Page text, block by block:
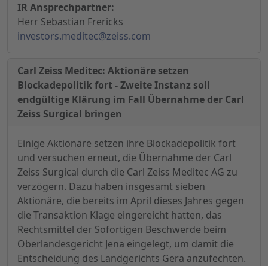
IR Ansprechpartner:
Herr Sebastian Frericks
investors.meditec@zeiss.com
Carl Zeiss Meditec: Aktionäre setzen
Blockadepolitik fort - Zweite Instanz soll
endgültige Klärung im Fall Übernahme der Carl
Zeiss Surgical bringen
Einige Aktionäre setzen ihre Blockadepolitik fort
und versuchen erneut, die Übernahme der Carl
Zeiss Surgical durch die Carl Zeiss Meditec AG zu
verzögern. Dazu haben insgesamt sieben
Aktionäre, die bereits im April dieses Jahres gegen
die Transaktion Klage eingereicht hatten, das
Rechtsmittel der Sofortigen Beschwerde beim
Oberlandesgericht Jena eingelegt, um damit die
Entscheidung des Landgerichts Gera anzufechten.